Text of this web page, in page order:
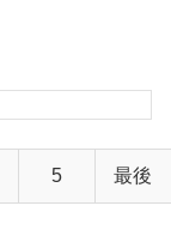
5 最後